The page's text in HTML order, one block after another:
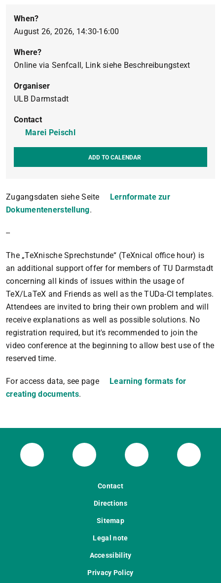
When?
August 26, 2026, 14:30-16:00
Where?
Online via Senfcall, Link siehe Beschreibungstext
Organiser
ULB Darmstadt
Contact
Marei Peischl
ADD TO CALENDAR
Zugangsdaten siehe Seite
Lernformate zur
Dokumentenerstellung.
--
The „TeXnische Sprechstunde“ (TeXnical office hour) is
an additional support offer for members of TU Darmstadt
concerning all kinds of issues within the usage of
TeX/LaTeX and Friends as well as the TUDa-CI templates.
Attendees are invited to bring their own problem and will
receive explanations as well as possible solutions. No
registration required, but it's recommended to join the
video conference at the beginning to allow best use of the
reserved time.
For access data, see page
Learning formats for
creating documents.
ULB Bluesky ULB FacebookULB InstagramULB
Contact
Directions
Sitemap
Legal note
Accessibility
Privacy Policy